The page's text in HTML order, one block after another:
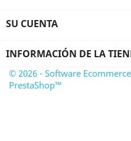
SU CUENTA
INFORMACIÓN DE LA
© 2026 - Software
PrestaShop™